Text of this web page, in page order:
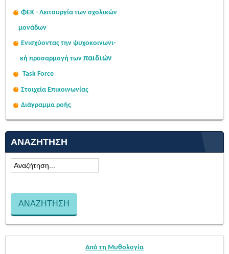
ΦΕΚ - Λειτουργία των σχολικών
μονάδων
Ενισχύοντας την ψυχοκοινωνι-
κή προσαρμογή των παιδιών
Task Force
Στοιχεία Επικοινωνίας
Διάγραμμα ροής
ΑΝΑΖΉΤΗΣΗ
Από τη Μυθολογία